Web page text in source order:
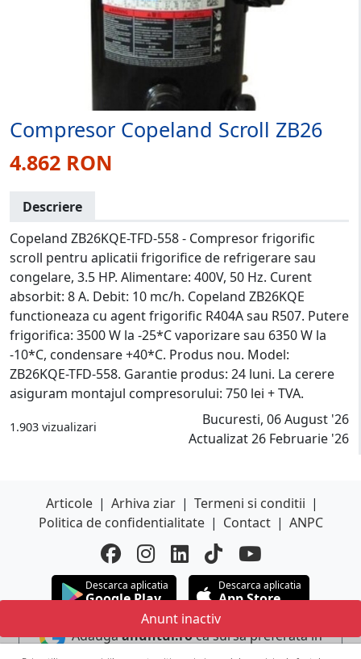
Compresor Copeland Scroll ZB26
4.862 RON
Descriere
Copeland ZB26KQE-TFD-558 - Compresor frigorific
scroll pentru aplicatii frigorifice de refrigerare sau
congelare, 3.5 HP. Alimentare: 400V, 50 Hz. Curent
absorbit: 8 A. Debit: 10 mc/h. Copeland ZB26KQE
functioneaza cu agent frigorific R404A sau R507. Putere
frigorifica: 3500 W la -25*C vaporizare sau 6350 W la
-10*C, condensare +40*C. Produs nou. Model:
ZB26KQE-TFD-558. Garantie produs: 24 luni. La cerere
asiguram montajul compresorului: 750 lei + TVA.
1.903 vizualizari
Bucuresti, 06 August '26
Actualizat 26 Februarie '26
Anunt inactiv
Articole | Arhiva ziar | Termeni si conditii |
Politica de confidentialitate | Contact | ANPC
Descarca aplicatia
Google Play
Descarca aplicatia
App Store
Adaugaanuntul.roca sursa preferata in